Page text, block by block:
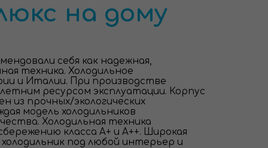
на дому
себя как надежная,
техника. Холодильное
и Италии. При производстве
ресурсом эксплуатации. Корпус
из прочных/экологических
модель холодильников
Холодильная техника
класса A+ и А++. Широкая
под любой интерьер и